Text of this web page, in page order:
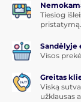
Tiesiog
pristatymą.
Sandėlyje
Visos
Greitas
Viską
užklausas